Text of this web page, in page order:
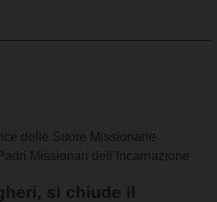
delle Suore Missionarie
Missionari dell’Incarnazione
si chiude il